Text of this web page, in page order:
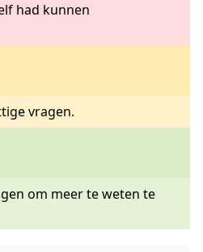
had kunnen
vragen.
om meer te weten te